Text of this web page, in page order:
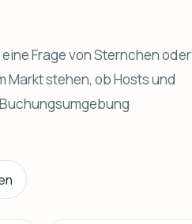
Frage von Sternchen oder
Markt stehen, ob Hosts und